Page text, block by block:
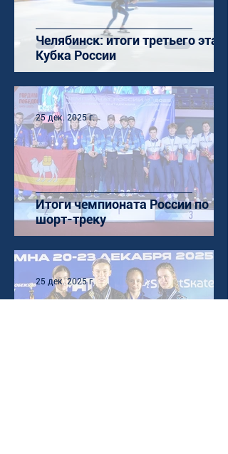
Челябинск: итоги третьего этапа
Кубка России
Итоги чемпионата России по
шорт-треку
25 дек. 2025 г.
25 дек. 2025 г.